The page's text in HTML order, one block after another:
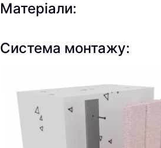
Матеріали:
Система монтажу: